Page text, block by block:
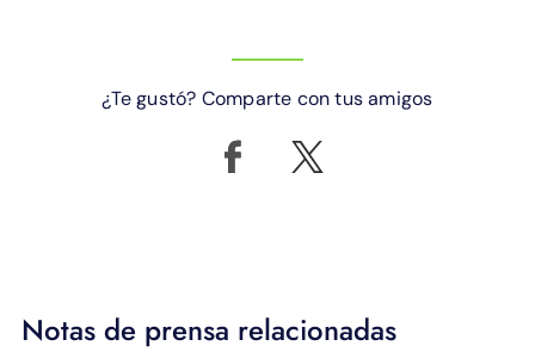
¿Te gustó? Comparte con tus amigos
Notas de prensa relacionadas